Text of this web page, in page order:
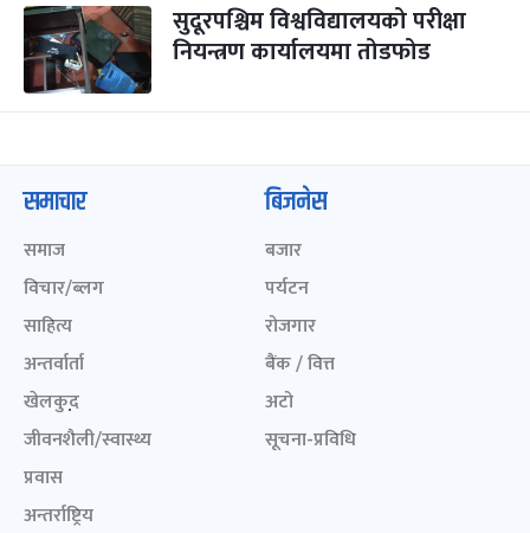
सुदूरपश्चिम विश्वविद्यालयको परीक्षा
नियन्त्रण कार्यालयमा तोडफोड
समाचार
समाज
विचार/ब्लग
साहित्य
अन्तर्वार्ता
खेलकुद़़
जीवनशैली/स्वास्थ्य
प्रवास
अन्तर्राष्ट्रिय
बिजनेस
बजार
पर्यटन
रोजगार
बैंक / वित्त
अटो
सूचना-प्रविधि